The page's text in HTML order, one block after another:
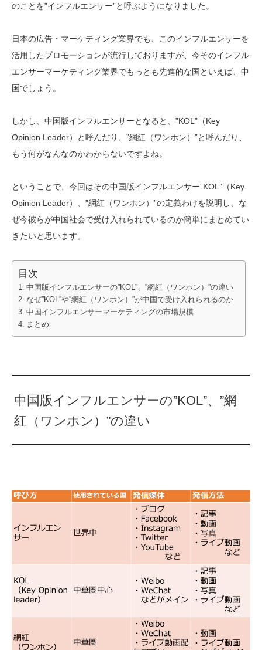
のことを”インフルエンサー”と呼ぶようになりました。
日本の広告・マーケティング業界でも、このインフルエンサーを
活用したプロモーションが流行しておりますが、今そのインフル
エンサーマーケティング業界でもっとも先進的な国といえば、中
国でしょう。
しかし、中国版インフルエンサーとなると、”KOL”（Key
Opinion Leader）と呼んだり、”網紅（ワンホン）”と呼んだり、
もう何がなんなのかわからないですよね。
ということで、今回はその中国版インフルエンサー”KOL”（Key
Opinion Leader）、”網紅（ワンホン）”の定義わけを説明し、な
ぜ今彼らが中国社会で受け入れられているのか簡単にまとめてい
きたいと思います。
目次
中国版インフルエンサーの”KOL”、”網紅（ワンホン）”の違い
なぜ”KOL”や”網紅（ワンホン）”が中国で受け入れられるのか
中国インフルエンサーマーケティングの市場規模
まとめ
中国版インフルエンサーの”KOL”、”網
紅（ワンホン）”の違い